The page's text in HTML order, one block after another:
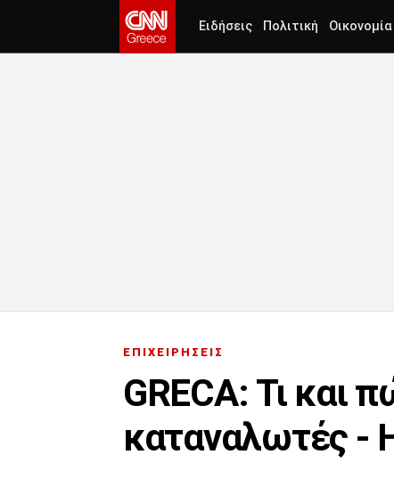
Ειδήσεις Πολιτική Οικονομία
ΕΠΙΧΕΙΡΗΣΕΙΣ
GRECA: Τι και
καταναλωτές -